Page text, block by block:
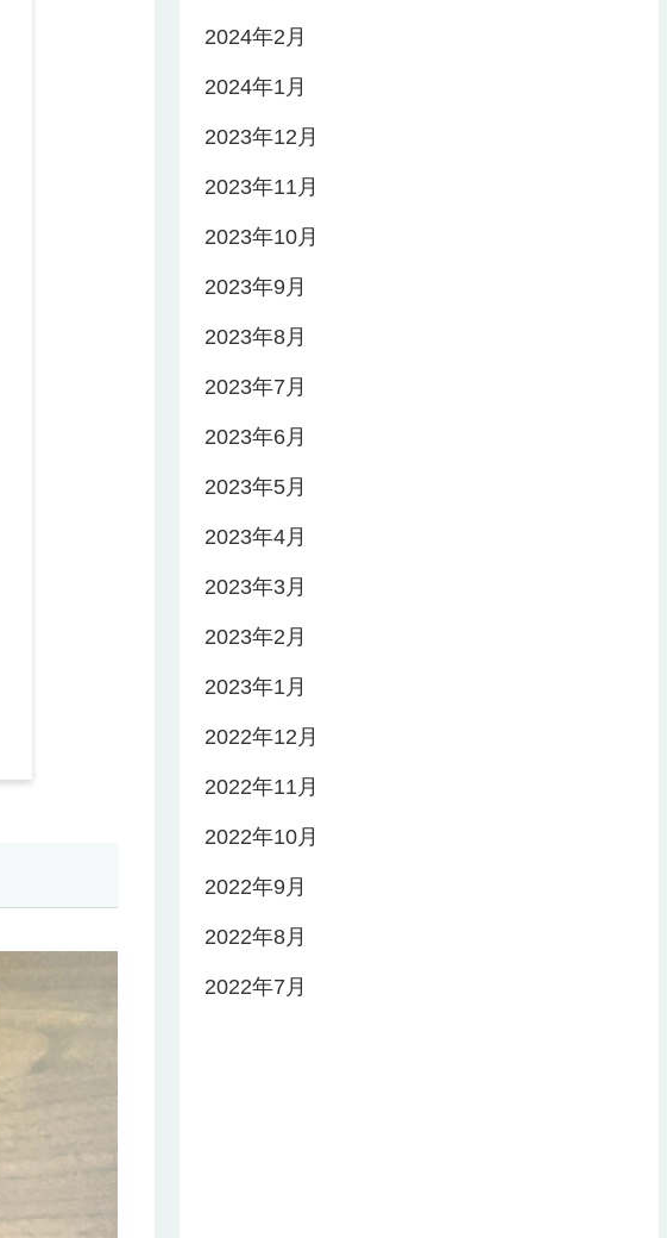
2024年2月
2024年1月
2023年12月
2023年11月
2023年10月
2023年9月
2023年8月
2023年7月
2023年6月
2023年5月
2023年4月
2023年3月
2023年2月
2023年1月
2022年12月
2022年11月
2022年10月
2022年9月
2022年8月
2022年7月